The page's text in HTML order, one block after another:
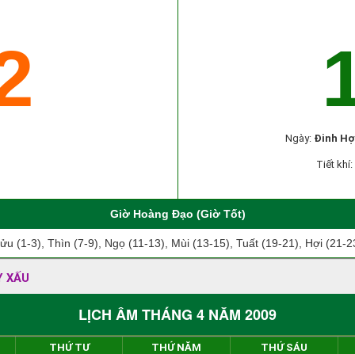
Ngày: Đinh
Tiết khí:
Giờ Hoàng Đạo (Giờ Tốt)
(1-3), Thìn (7-9), Ngọ (11-13), Mùi (13-15), Tuất (19-21), Hợi (21-
XẤU
LỊCH ÂM THÁNG 4 NĂM 2009
THỨ TƯ THỨ NĂM THỨ SÁU